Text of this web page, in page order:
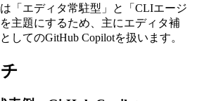
「エディタ常駐型」と「CLIエージ
主題にするため、主にエディタ補
してのGitHub Copilotを扱います。